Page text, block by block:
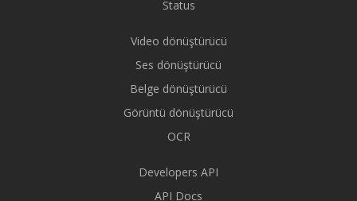
Status
Video dönüştürücü
Ses dönüştürücü
Belge dönüştürücü
Görüntü dönüştürücü
OCR
Developers API
API Docs